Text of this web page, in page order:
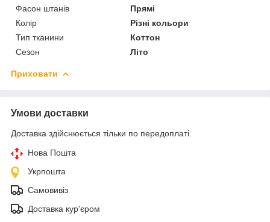
Фасон штанів
Прямі
Колір
Різні кольори
Тип тканини
Коттон
Сезон
Літо
Приховати
Умови доставки
Доставка здійснюється тільки по передоплаті.
Нова Пошта
Укрпошта
Самовивіз
Доставка кур'єром